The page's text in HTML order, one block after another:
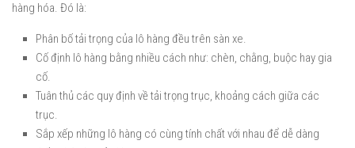
hàng hóa. Đó là:
Phân bố tải trọng của lô hàng đều trên sàn xe.
Cố định lô hàng bằng nhiều cách như: chèn, chằng, buộc hay gia
cố.
Tuân thủ các quy định về tải trọng trục, khoảng cách giữa các
trục.
Sắp xếp những lô hàng có cùng tính chất với nhau để dễ dàng